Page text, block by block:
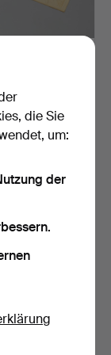
Deutschland
mit Z…
WANDKART
die Sie
um:
der